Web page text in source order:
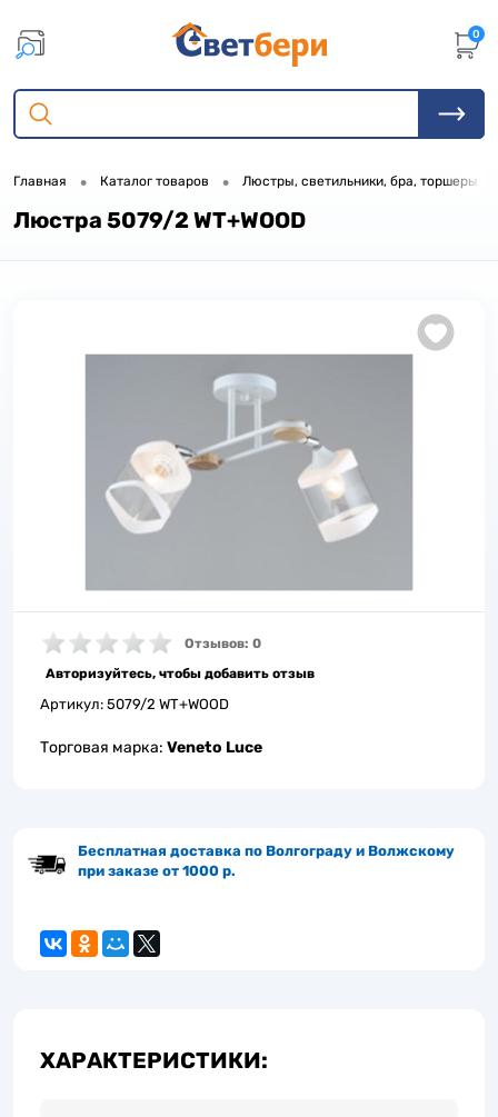
0
Главная • Каталог товаров • Люстры, светильники, бра, торшеры
Люстра 5079/2 WT+WOOD
Отзывов: 0
Авторизуйтесь, чтобы добавить отзыв
Артикул: 5079/2 WT+WOOD
Торговая марка: Veneto Luce
Бесплатная доставка по Волгограду и Волжскому
при заказе от 1000 р.
ХАРАКТЕРИСТИКИ: